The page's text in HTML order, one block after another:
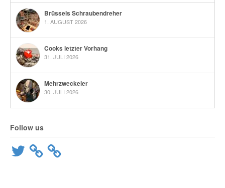
Brüssels Schraubendreher
1. AUGUST 2026
Cooks letzter Vorhang
31. JULI 2026
Mehrzweckeier
30. JULI 2026
Follow us
Twitter